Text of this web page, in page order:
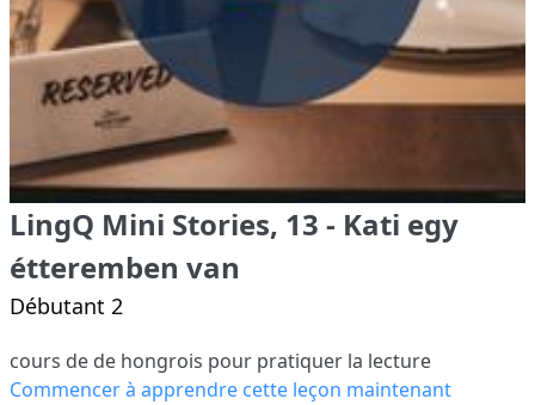
LingQ Mini Stories, 13 - Kati egy
étteremben van
Débutant 2
cours de de hongrois pour pratiquer la lecture
Commencer à apprendre cette leçon maintenant